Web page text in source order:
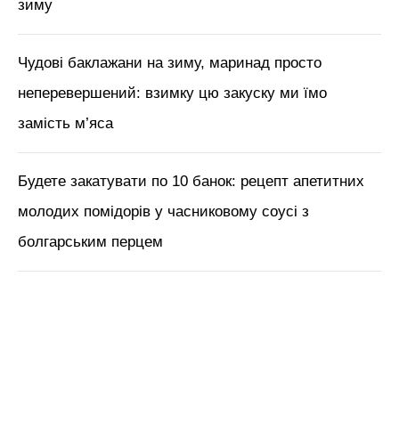
зиму
Чудові баклажани на зиму, маринад просто
неперевершений: взимку цю закуску ми їмо
замість м’яса
Будете закатувати по 10 банок: рецепт апетитних
молодих помідорів у часниковому соусі з
болгарським перцем